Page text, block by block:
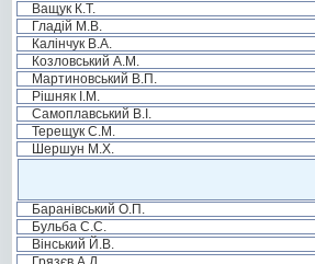
Ващук К.Т.
Гладій М.В.
Калінчук В.А.
Козловський А.М.
Мартиновський В.П.
Рішняк І.М.
Самоплавський В.І.
Терещук С.М.
Шершун М.Х.
Баранівський О.П.
Бульба С.С.
Вінський Й.В.